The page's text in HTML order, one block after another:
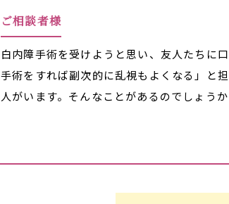
ご相談者様
白内障手術を受けようと思い、友人たちに
手術をすれば副次的に乱視もよくなる」と
人がいます。そんなことがあるのでしょう